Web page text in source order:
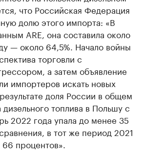
что Российская Федерация
долю этого импорта: «В
ARE, она составила около
— около 64,5%. Начало войны
торговли с
а затем объявление
импортеров искать новых
доля России в общем
топлива в Польшу с
2022 года упала до менее 35
в тот же период 2021
процентов».